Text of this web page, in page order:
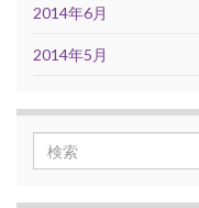
2014年6月
2014年5月
Search for: